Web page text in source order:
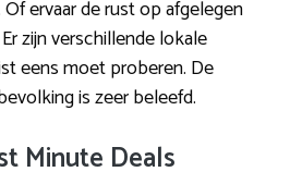
ervaar de rust op afgelegen
zijn verschillende lokale
eens moet proberen. De
is zeer beleefd.
Minute Deals